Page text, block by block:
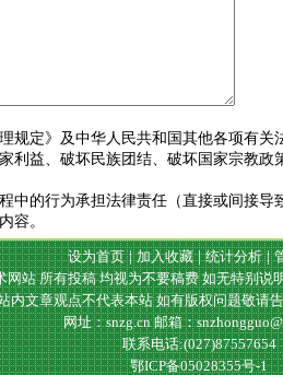
规定》及中华人民共和国其他各项有关
利益、破坏民族团结、破坏国家宗教
中的行为承担法律责任（直接或间接导
容。
设为首页|加入收藏|统计分析|
网站 所有投稿 均视为不要稿费 如无特别说
内文章观点不代表本站 如有版权问题敬请
网址：snzg.cn邮箱：
联系电话:(027)87557654
鄂ICP备05028355号-1